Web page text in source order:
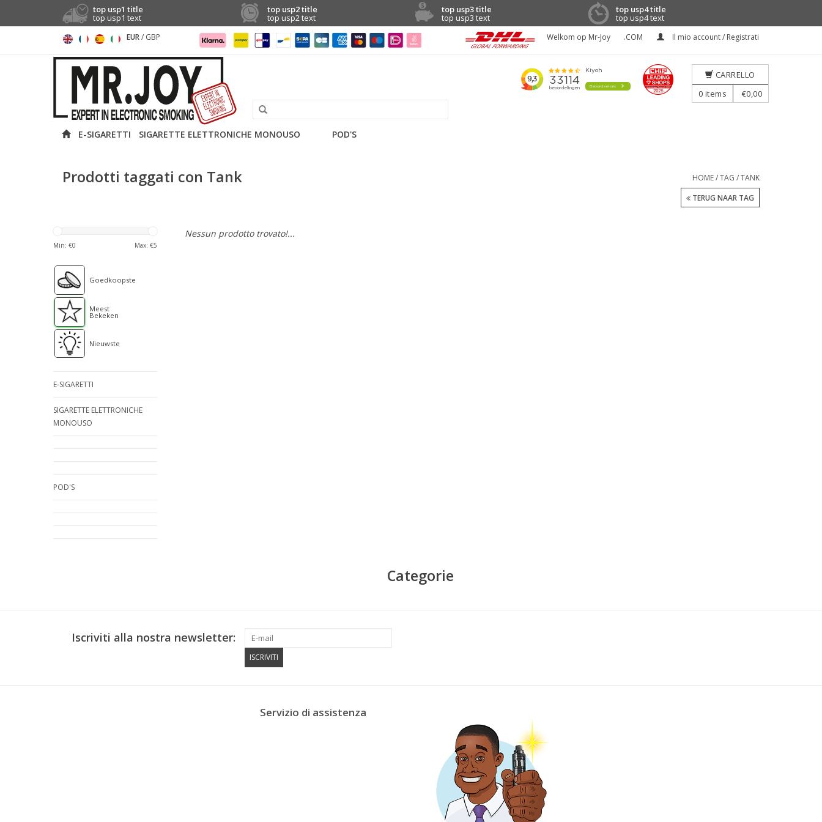
top usp1 title
top usp1 text
top usp2 title
top usp2 text
top usp3 title
top usp3 text
top usp4 title
top usp4 text
EUR/ GBP Welkom op Mr-Joy .COM Il mio account / Registrati
E-SIGARETTI SIGARETTE ELETTRONICHE MONOUSO POD'S
CARRELLO
0 items €0,00
Prodotti taggati con Tank HOME/TAG /TANK
TERUG NAAR TAG
Min: €0 Max: €5
Goedkoopste
Meest
Bekeken
Nieuwste
E-SIGARETTI
SIGARETTE ELETTRONICHE
MONOUSO
POD'S
Nessun prodotto trovato!...
Categorie
Iscriviti alla nostra newsletter:
ISCRIVITI
Servizio di assistenza